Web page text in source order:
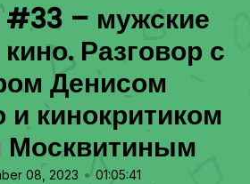
– мужские
Разговор с
Денисом
и кинокритиком
Москвитиным
08, 2023 • 01:05:41